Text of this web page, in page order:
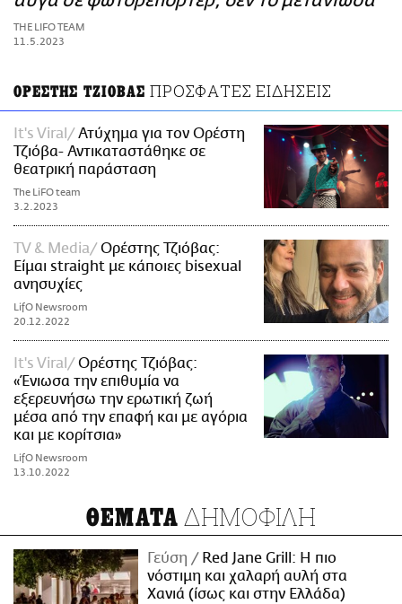
ΑΜΠΑ
PRINT
THE LIFO TEAM
11.5.2023
ΟΡΕΣΤΗΣ ΤΖΙΟΒΑΣ ΠΡΟΣΦΑΤΕΣ ΕΙΔΗΣΕΙΣ
It's Viral
Ατύχημα για τον Ορέστη
Τζιόβα- Αντικαταστάθηκε σε
θεατρική παράσταση
The LiFO team
3.2.2023
TV & Media
Ορέστης Τζιόβας:
Είμαι straight με κάποιες bisexual
ανησυχίες
LifO Newsroom
20.12.2022
It's Viral
Ορέστης Τζιόβας:
«Ένιωσα την επιθυμία να
εξερευνήσω την ερωτική ζωή
μέσα από την επαφή και με αγόρια
και με κορίτσια»
LifO Newsroom
13.10.2022
ΘΕΜΑΤΑ ΔΗΜΟΦΙΛΗ
Γεύση
Red Jane Grill: Η πιο
νόστιμη και χαλαρή αυλή στα
Χανιά (ίσως και στην Ελλάδα)